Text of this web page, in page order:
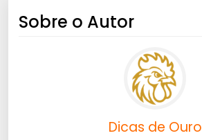
Sobre o Autor
Dicas de Ouro